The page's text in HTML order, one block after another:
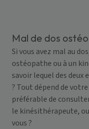
Mal de dos
Si vous avez mal au
ostéopathe ou à un
savoir lequel des
? Tout dépend de
préférable de
le kinésithérapeute,
vous ?